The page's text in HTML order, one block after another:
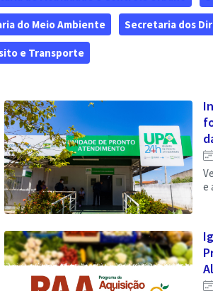
do Meio Ambiente Secretaria dos
e Transporte
e